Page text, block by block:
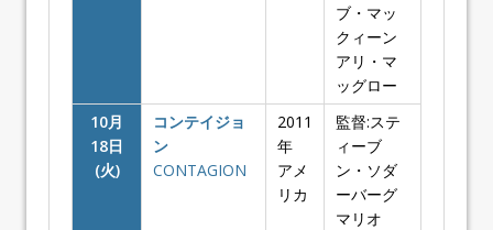
ブ・マッ
クィーン
アリ・マ
ッグロー
10月
18日
(火)
コンテイジョ
ン
CONTAGION
2011
年
アメ
リカ
監督:ステ
ィーブ
ン・ソダ
ーバーグ
マリオ